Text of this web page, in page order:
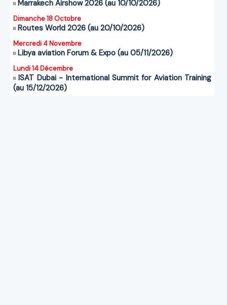
Marrakech Airshow 2026 (au 10/10/2026)
Dimanche 18 Octobre
Routes World 2026 (au 20/10/2026)
Mercredi 4 Novembre
Libya aviation Forum & Expo (au 05/11/2026)
Lundi 14 Décembre
ISAT Dubai - International Summit for Aviation Training
(au 15/12/2026)